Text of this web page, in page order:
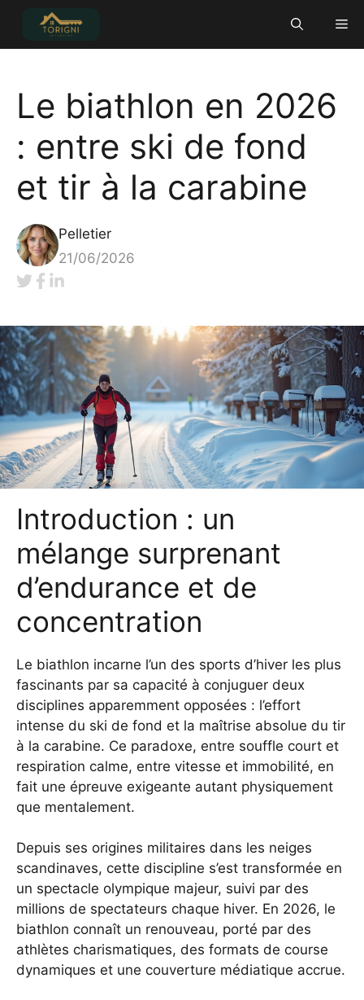
contenu
Le biathlon en 2026
: entre ski de fond
et tir à la carabine
Pelletier
21/06/2026
Introduction : un
mélange surprenant
d’endurance et de
concentration
Le biathlon incarne l’un des sports d’hiver les plus
fascinants par sa capacité à conjuguer deux
disciplines apparemment opposées : l’effort
intense du ski de fond et la maîtrise absolue du tir
à la carabine. Ce paradoxe, entre souffle court et
respiration calme, entre vitesse et immobilité, en
fait une épreuve exigeante autant physiquement
que mentalement.
Depuis ses origines militaires dans les neiges
scandinaves, cette discipline s’est transformée en
un spectacle olympique majeur, suivi par des
millions de spectateurs chaque hiver. En 2026, le
biathlon connaît un renouveau, porté par des
athlètes charismatiques, des formats de course
dynamiques et une couverture médiatique accrue.